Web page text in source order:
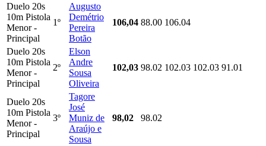
Duelo 20s
10m Pistola
Menor -
Principal
1º
Augusto
Demétrio
Pereira
Botão
106,04 88.00 106.04
Duelo 20s
10m Pistola
Menor -
Principal
2º
Elson
Andre
Sousa
Oliveira
102,03 98.02 102.03 102.03 91.01
Duelo 20s
10m Pistola
Menor -
Principal
3º
Tagore
José
Muniz de
Araújo e
Sousa
98,02 98.02